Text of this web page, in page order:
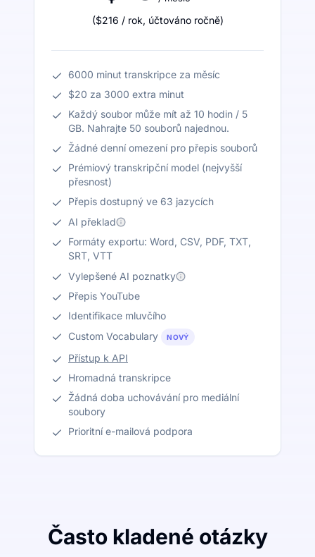
($216 / rok, účtováno ročně)
6000 minut transkripce za měsíc
$20 za 3000 extra minut
Každý soubor může mít až 10 hodin / 5
GB. Nahrajte 50 souborů najednou.
Žádné denní omezení pro přepis souborů
Prémiový transkripční model (nejvyšší
přesnost)
Přepis dostupný ve 63 jazycích
AI překlad
Formáty exportu: Word, CSV, PDF, TXT,
SRT, VTT
Vylepšené AI poznatky
Přepis YouTube
Identifikace mluvčího
Custom Vocabulary
NOVÝ
Přístup k API
Hromadná transkripce
Žádná doba uchovávání pro mediální
soubory
Prioritní e-mailová podpora
Často kladené otázky